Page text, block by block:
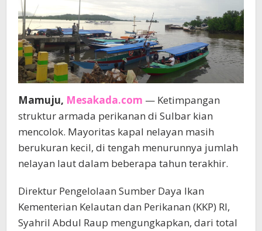
Mamuju, Mesakada.com — Ketimpangan
struktur armada perikanan di Sulbar kian
mencolok. Mayoritas kapal nelayan masih
berukuran kecil, di tengah menurunnya jumlah
nelayan laut dalam beberapa tahun terakhir.
Direktur Pengelolaan Sumber Daya Ikan
Kementerian Kelautan dan Perikanan (KKP) RI,
Syahril Abdul Raup mengungkapkan, dari total